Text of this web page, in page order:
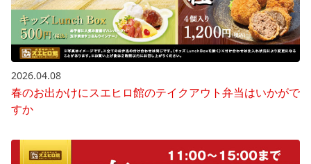
2026.04.08
春のお出かけにスエヒロ館のテイクアウト弁当はいかがで
すか